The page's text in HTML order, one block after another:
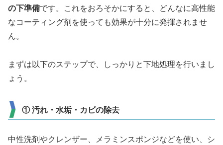
の下準備です。これをおろそかにすると、どんなに高性能
なコーティング剤を使っても効果が十分に発揮されませ
ん。
まずは以下のステップで、しっかりと下地処理を行いまし
ょう。
① 汚れ・水垢・カビの除去
中性洗剤やクレンザー、メラミンスポンジなどを使い、シ